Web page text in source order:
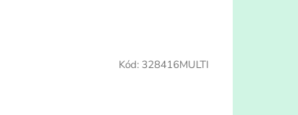
Kód: 328416MULTI